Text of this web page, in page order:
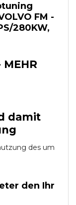
FM -
280KW,
MEHR
damit
des um
den Ihr